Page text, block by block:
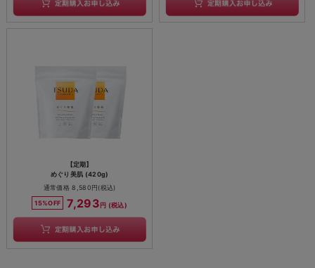
【定期】
めぐり美肌 (420g)
通常価格 8,580円(税込)
15%OFF
7,293円 (税込)